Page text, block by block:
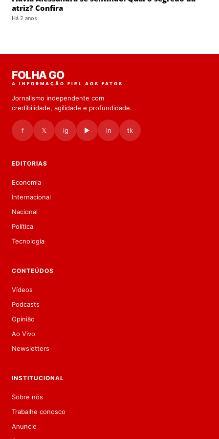
atriz? Confira
Há 2 anos
FOLHA GO
A INFORMAÇÃO FIEL AOS FATOS
Jornalismo independente com
credibilidade, agilidade e profundidade.
f 𝕏 ig ▶ in tk
EDITORIAS
Economia
Internacional
Nacional
Política
Tecnologia
CONTEÚDOS
Vídeos
Podcasts
Opinião
Ao Vivo
Newsletters
INSTITUCIONAL
Sobre nós
Trabalhe conosco
Anuncie